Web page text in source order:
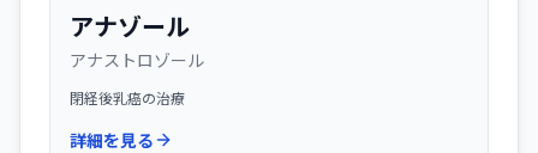
アナゾール
アナストロゾール
閉経後乳癌の治療
詳細を見る